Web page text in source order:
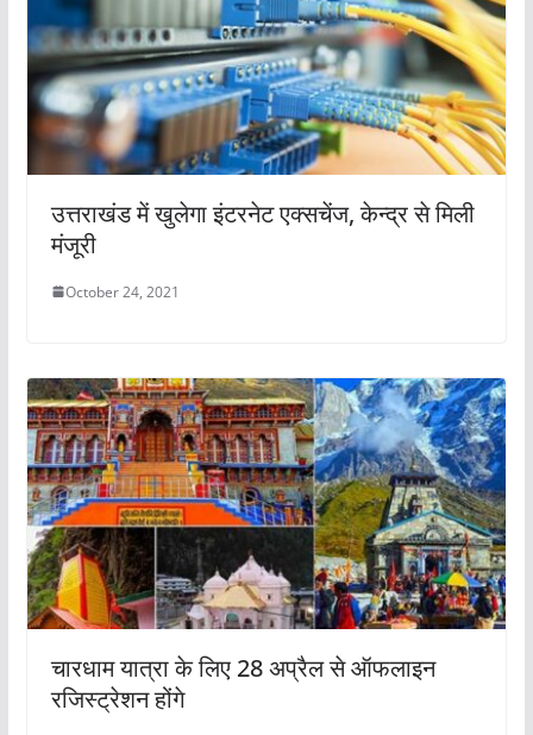
उत्तराखंड में खुलेगा इंटरनेट एक्सचेंज, केन्द्र से मिली
मंजूरी
October 24, 2021
चारधाम यात्रा के लिए 28 अप्रैल से ऑफलाइन
रजिस्ट्रेशन होंगे